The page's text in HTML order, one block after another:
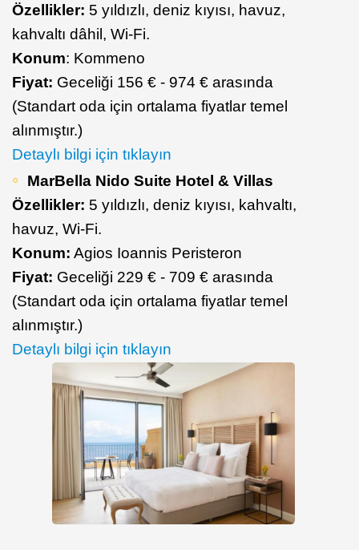
Özellikler: 5 yıldızlı, deniz kıyısı, havuz,
kahvaltı dâhil, Wi-Fi.
Konum: Kommeno
Fiyat: Geceliği 156 € - 974 € arasında
(Standart oda için ortalama fiyatlar temel
alınmıştır.)
Detaylı bilgi için tıklayın
MarBella Nido Suite Hotel & Villas
Özellikler: 5 yıldızlı, deniz kıyısı, kahvaltı,
havuz, Wi-Fi.
Konum: Agios Ioannis Peristeron
Fiyat: Geceliği 229 € - 709 € arasında
(Standart oda için ortalama fiyatlar temel
alınmıştır.)
Detaylı bilgi için tıklayın